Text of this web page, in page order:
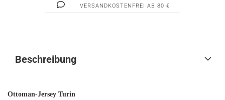
VERSANDKOSTENFREI AB 80 €
Beschreibung
Ottoman-Jersey Turin